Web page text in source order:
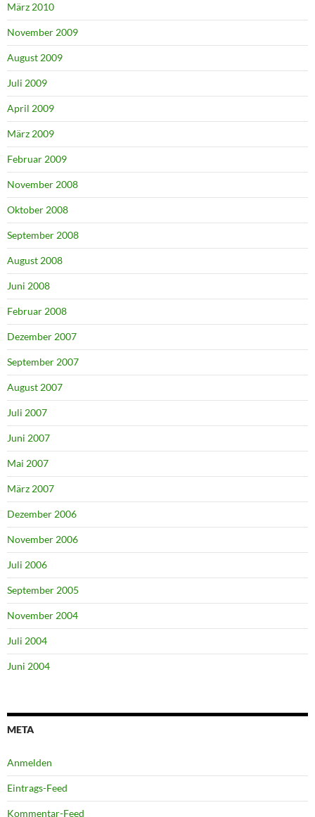
März 2010
November 2009
August 2009
Juli 2009
April 2009
März 2009
Februar 2009
November 2008
Oktober 2008
September 2008
August 2008
Juni 2008
Februar 2008
Dezember 2007
September 2007
August 2007
Juli 2007
Juni 2007
Mai 2007
März 2007
Dezember 2006
November 2006
Juli 2006
September 2005
November 2004
Juli 2004
Juni 2004
META
Anmelden
Eintrags-Feed
Kommentar-Feed